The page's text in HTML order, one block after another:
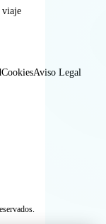
viaje
CookiesAviso Legal